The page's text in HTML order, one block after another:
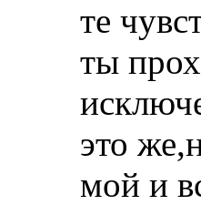
те
ты
это
мой и